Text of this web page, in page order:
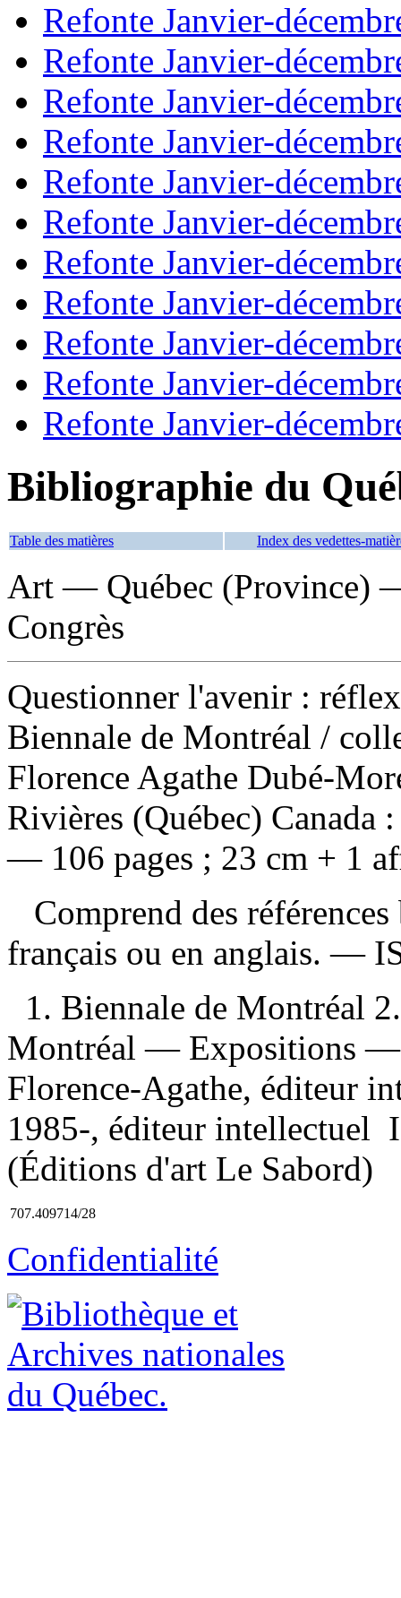
Refonte Janvier-
Refonte Janvier-
Refonte Janvier-
Refonte Janvier-
Refonte Janvier-
Refonte Janvier-
Refonte Janvier-
Refonte Janvier-
Refonte Janvier-
Refonte Janvier-
Refonte Janvier-
Bibliographie du
Table des matières Index des vedettes-
Art — Québec
Congrès
Questionner l'avenir :
Biennale de Montréal /
Florence Agathe Dubé-
Rivières (Québec)
— 106 pages ; 23 cm + 1
Comprend des
français ou en anglais. —
1. Biennale de Montréal
Montréal — Expositions —
Florence-Agathe, éditeur
1985-, éditeur intellectuel
(Éditions d'art Le Sabord)
707.409714/28
Confidentialité